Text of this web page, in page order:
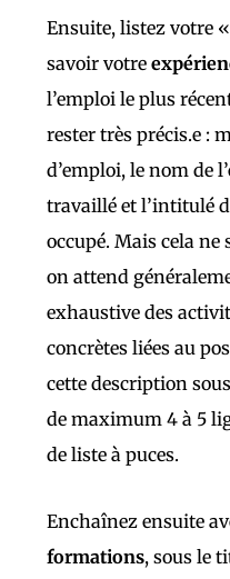
Ensuite, listez votre
savoir votre
l’emploi le plus
rester très précis.e :
d’emploi, le nom de
travaillé et l’intitulé
occupé. Mais cela
on attend
exhaustive des
concrètes liées au
cette description
de maximum 4 à 5
de liste à puces.
Enchaînez ensuite
formations, sous le